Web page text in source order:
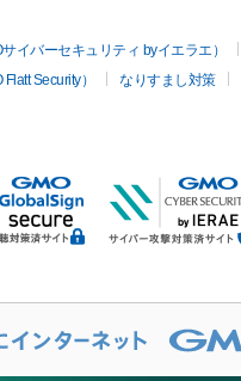
イバーセキュリティ byイエラエ）
Security）
なりすまし対策